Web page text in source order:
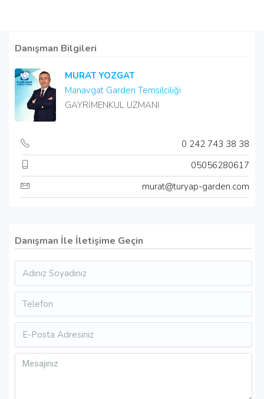
Danışman Bilgileri
MURAT YOZGAT
Manavgat Garden Temsilciliği
GAYRİMENKUL UZMANI
0 242 743 38 38
05056280617
murat@turyap-garden.com
Danışman İle İletişime Geçin